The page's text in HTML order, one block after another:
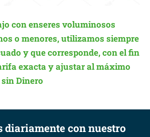
con enseres voluminosos
o menores, utilizamos siempre
y que corresponde, con el fin
exacta y ajustar al máximo
Dinero
diariamente con nuestro